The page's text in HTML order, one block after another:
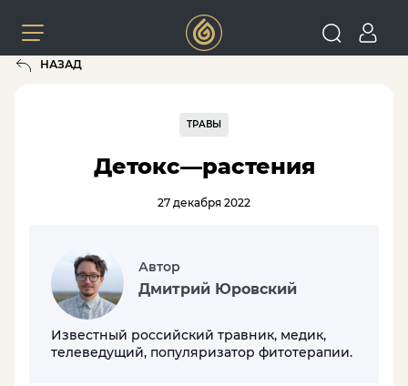
НАЗАД
ТРАВЫ
Детокс—растения
27 декабря 2022
Автор
Дмитрий Юровский
Известный российский травник, медик,
телеведущий, популяризатор фитотерапии.